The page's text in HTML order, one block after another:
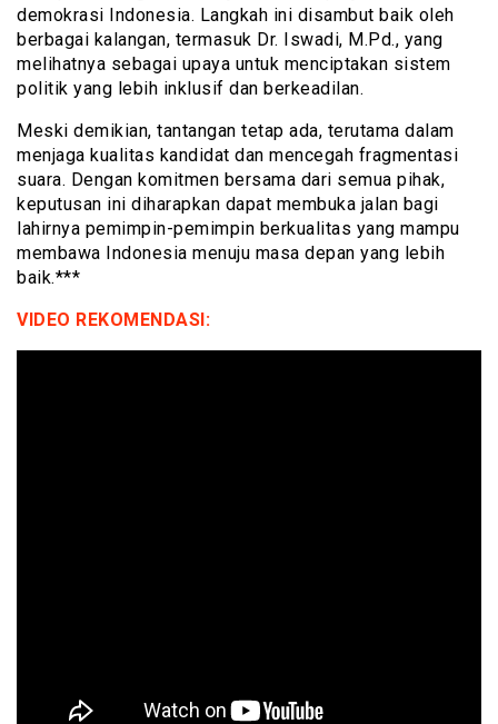
demokrasi Indonesia. Langkah ini disambut baik oleh
berbagai kalangan, termasuk Dr. Iswadi, M.Pd., yang
melihatnya sebagai upaya untuk menciptakan sistem
politik yang lebih inklusif dan berkeadilan.
Meski demikian, tantangan tetap ada, terutama dalam
menjaga kualitas kandidat dan mencegah fragmentasi
suara. Dengan komitmen bersama dari semua pihak,
keputusan ini diharapkan dapat membuka jalan bagi
lahirnya pemimpin-pemimpin berkualitas yang mampu
membawa Indonesia menuju masa depan yang lebih
baik.***
VIDEO REKOMENDASI: